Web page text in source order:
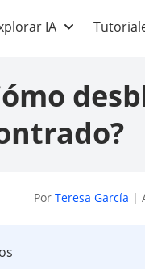
IA
Por Teresa García |